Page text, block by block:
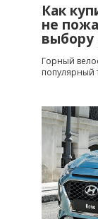
Как
не
Горный
популярный